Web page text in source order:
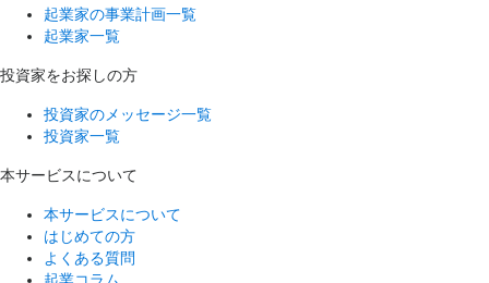
起業家の事業計画一覧
起業家一覧
投資家をお探しの方
投資家のメッセージ一覧
投資家一覧
本サービスについて
本サービスについて
はじめての方
よくある質問